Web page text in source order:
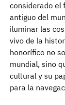
considerado el
antiguo del
iluminar las
vivo de la
honorífico no
mundial, sino
cultural y su
para la